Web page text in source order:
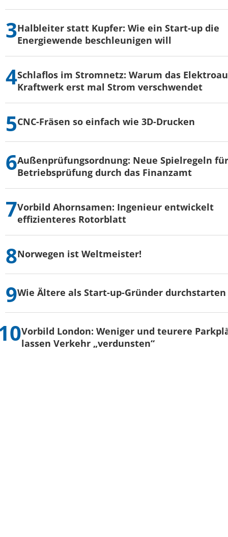
Halbleiter statt Kupfer: Wie ein Start-up die
Energiewende beschleunigen will
Schlaflos im Stromnetz: Warum das
Kraftwerk erst mal Strom verschwendet
CNC-Fräsen so einfach wie 3D-Drucken
Außenprüfungsordnung: Neue Spielregeln
Betriebsprüfung durch das Finanzamt
Vorbild Ahornsamen: Ingenieur entwickelt
effizienteres Rotorblatt
Norwegen ist Weltmeister!
Wie Ältere als Start-up-Gründer durchstarten
Vorbild London: Weniger und teurere
lassen Verkehr „verdunsten“